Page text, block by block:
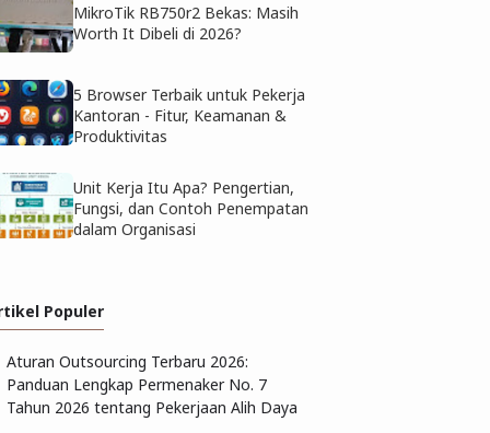
MikroTik RB750r2 Bekas: Masih
Worth It Dibeli di 2026?
5 Browser Terbaik untuk Pekerja
Kantoran - Fitur, Keamanan &
Produktivitas
Unit Kerja Itu Apa? Pengertian,
Fungsi, dan Contoh Penempatan
dalam Organisasi
Populer
Aturan Outsourcing Terbaru 2026:
Panduan Lengkap Permenaker No. 7
Tahun 2026 tentang Pekerjaan Alih Daya